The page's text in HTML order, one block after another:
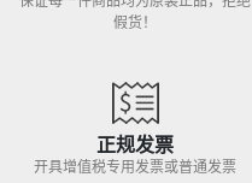
假货！
正规发票
开具增值税专用发票或普通发票